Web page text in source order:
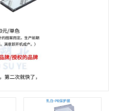
纯黑保护膜
钢板保护膜
边上胶保护膜